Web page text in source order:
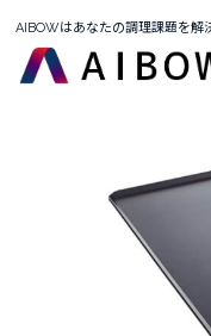
只今、カ
AIBOWはあなたの調理課題を解